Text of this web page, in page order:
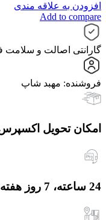
افزودن به علاقه مندی
Add to compare
گارانتی اصالت و سلامت
فروشنده: مهبد شاپ
امکان تحویل
24 ساعته، 7 روز هفته